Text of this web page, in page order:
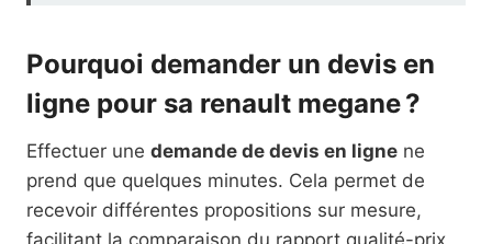
Pourquoi demander un devis en
ligne pour sa renault megane ?
Effectuer une demande de devis en ligne ne
prend que quelques minutes. Cela permet de
recevoir différentes propositions sur mesure,
facilitant la comparaison du rapport qualité-prix